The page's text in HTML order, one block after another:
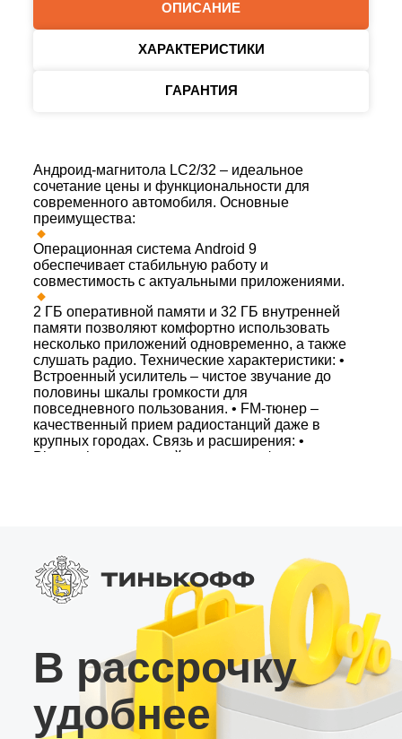
ОПИСАНИЕ
ХАРАКТЕРИСТИКИ
ГАРАНТИЯ
Андроид-магнитола LC2/32 – идеальное
сочетание цены и функциональности для
современного автомобиля. Основные
преимущества:
Операционная система Android 9
обеспечивает стабильную работу и
совместимость с актуальными приложениями.
2 ГБ оперативной памяти и 32 ГБ внутренней
памяти позволяют комфортно использовать
несколько приложений одновременно, а также
слушать радио. Технические характеристики: •
Встроенный усилитель – чистое звучание до
половины шкалы громкости для
повседневного пользования. • FM-тюнер –
качественный прием радиостанций даже в
крупных городах. Связь и расширения: •
Bluetooth – подключайтесь к смартфону,
подключение дополнительных устройств. •
Поддержка подключения камеры заднего вида,
видеорегистратора или внешнего усилителя, а
также выбор тем оформления рабочего стола.
Андроид-магнитола LC2/32 – надежный и
доступный выбор для тех, кто ценит качество,
функциональность и современный дизайн в
автомобильной электронике.
В рассрочку
удобнее